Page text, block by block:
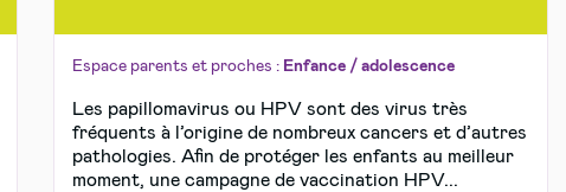
Espace parents et proches : Enfance / adolescence
Les papillomavirus ou HPV sont des virus très
fréquents à l’origine de nombreux cancers et d’autres
pathologies. Afin de protéger les enfants au meilleur
moment, une campagne de vaccination HPV...